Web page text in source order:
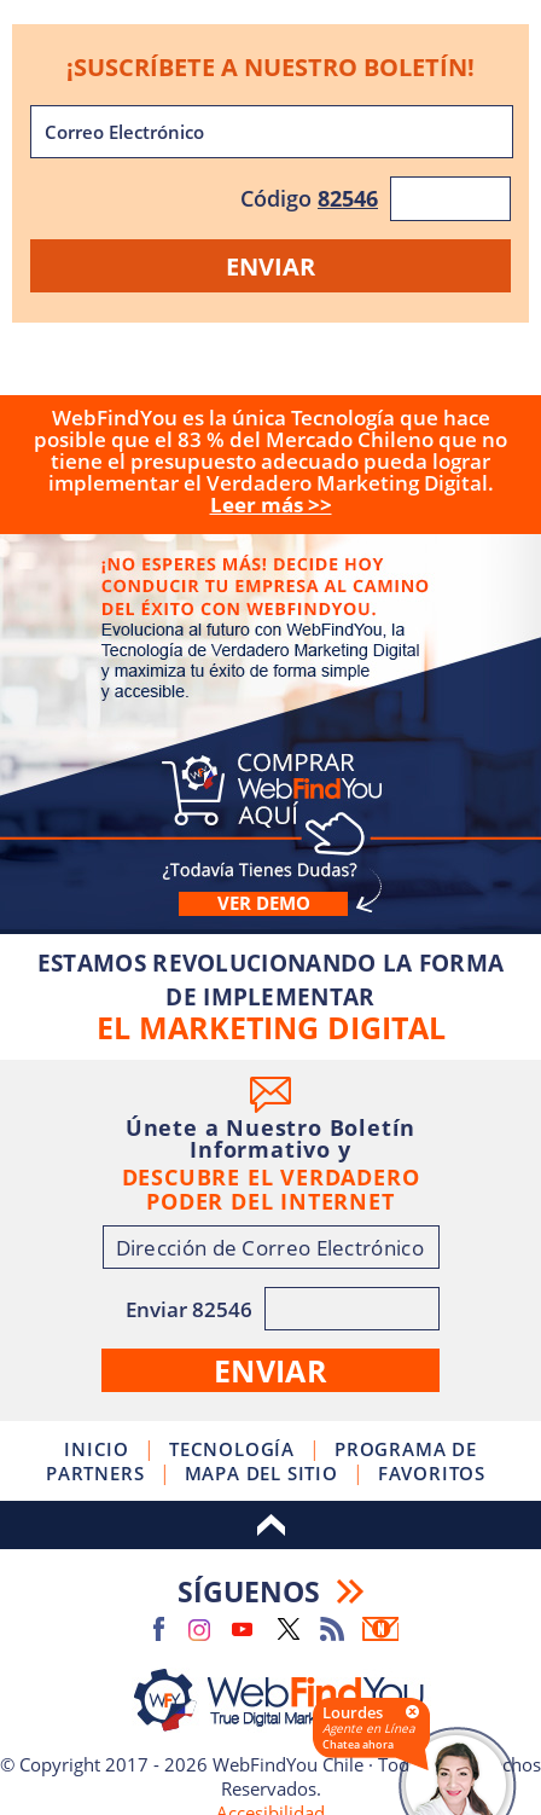
¡SUSCRÍBETE A NUESTRO BOLETÍN!
Código 82546
WebFindYou es la única Tecnología que hace
posible que el 83 % del Mercado Chileno que no
tiene el presupuesto adecuado pueda lograr
implementar el Verdadero Marketing Digital.
Leer más >>
VER DEMO
ESTAMOS REVOLUCIONANDO LA FORMA
DE IMPLEMENTAR
EL MARKETING DIGITAL
Únete a Nuestro Boletín
Informativo y
DESCUBRE EL VERDADERO
PODER DEL INTERNET
Enviar 82546
INICIO | TECNOLOGÍA |
PROGRAMA DE
PARTNERS
| MAPA DEL SITIO | FAVORITOS
SÍGUENOS
© Copyright 2017 - 2026 WebFindYou Chile · Todos los Derechos
Reservados.
Lourdes
Agente en Línea
Chatea ahora